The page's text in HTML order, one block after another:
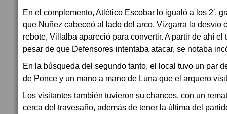
En el complemento, Atlético Escobar lo igualó a los 2′,
que Nuñez cabeceó al lado del arco, Vizgarra la desvío
rebote, Villalba apareció para convertir. A partir de ahí el
pesar de que Defensores intentaba atacar, se notaba
En la búsqueda del segundo tanto, el local tuvo un par
de Ponce y un mano a mano de Luna que el arquero
Los visitantes también tuvieron su chances, con un
cerca del travesaño, además de tener la última del